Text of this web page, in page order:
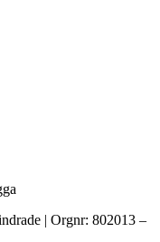
| Orgnr: 802013 –